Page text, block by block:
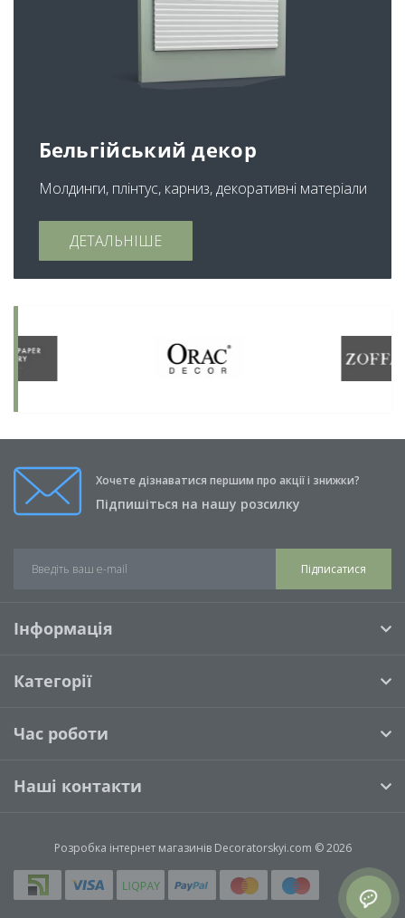
Бельгійський декор
Молдинги, плінтус, карниз, декоративні матеріали
ДЕТАЛЬНІШЕ
Хочете дізнаватися першим про акції і знижки?
Підпишіться на нашу розсилку
Підписатися
Інформація
Категорії
Час роботи
Наші контакти
Розробка інтернет магазинівDecoratorskyi.com © 2026